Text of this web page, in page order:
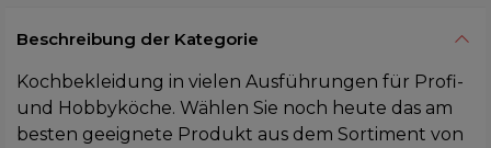
Beschreibung der Kategorie
Kochbekleidung in vielen Ausführungen für Profi-
und Hobbyköche. Wählen Sie noch heute das am
besten geeignete Produkt aus dem Sortiment von